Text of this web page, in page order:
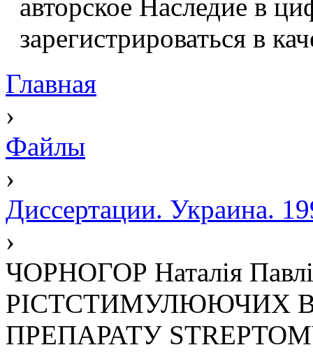
авторское Наследие в
зарегистрироваться в
Главная
›
Файлы
›
Диссертации. Украина.
›
ЧОРНОГОР Наталія
РІСТСТИМУЛЮЮЧИХ
ПРЕПАРАТУ